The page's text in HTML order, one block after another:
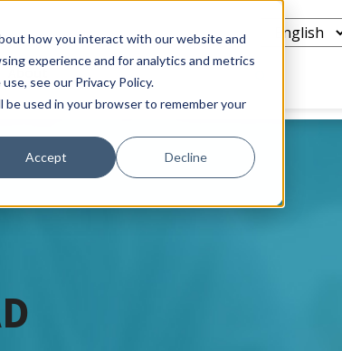
how you interact with our website and
experience and for analytics and metrics
see our Privacy Policy.
used in your browser to remember your
Accept Decline
About Este es un